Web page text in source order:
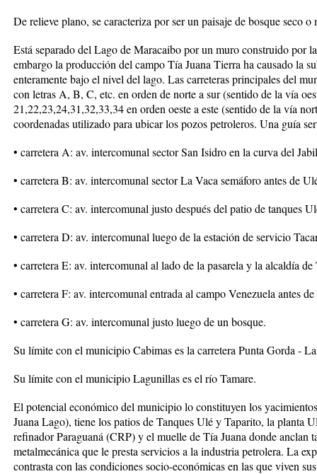
De relieve plano, se caracteriza por ser un paisaje de bosque seco o
Está separado del Lago de Maracaibo por un muro construido por
embargo la producción del campo Tía Juana Tierra ha causado la
enteramente bajo el nivel del lago. Las carreteras principales del
con letras A, B, C, etc. en orden de norte a sur (sentido de la vía
21,22,23,24,31,32,33,34 en orden oeste a este (sentido de la vía
coordenadas utilizado para ubicar los pozos petroleros. Una guía
• carretera A: av. intercomunal sector San Isidro en la curva del
• carretera B: av. intercomunal sector La Vaca semáforo antes de
• carretera C: av. intercomunal justo después del patio de tanques
• carretera D: av. intercomunal luego de la estación de servicio
• carretera E: av. intercomunal al lado de la pasarela y la alcaldía de
• carretera F: av. intercomunal entrada al campo Venezuela antes
• carretera G: av. intercomunal justo luego de un bosque.
Su límite con el municipio Cabimas es la carretera Punta Gorda -
Su límite con el municipio Lagunillas es el río Tamare.
El potencial económico del municipio lo constituyen los
Juana Lago), tiene los patios de Tanques Ulé y Taparito, la planta
refinador Paraguaná (CRP) y el muelle de Tía Juana donde anclan
metalmecánica que le presta servicios a la industria petrolera. La
contrasta con las condiciones socio-económicas en las que viven